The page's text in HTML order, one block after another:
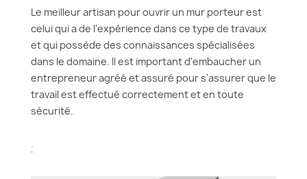
Le meilleur artisan pour ouvrir un mur porteur est
celui qui a de l'expérience dans ce type de travaux
et qui possède des connaissances spécialisées
dans le domaine. Il est important d'embaucher un
entrepreneur agréé et assuré pour s'assurer que le
travail est effectué correctement et en toute
sécurité.